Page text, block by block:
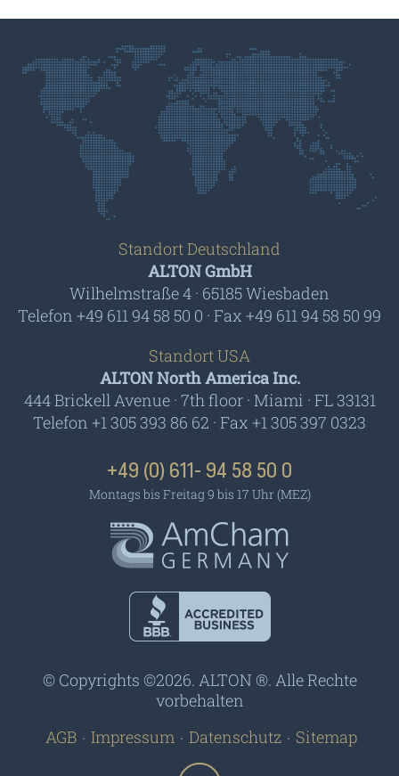
Standort Deutschland
ALTON GmbH
Wilhelmstraße 4 · 65185 Wiesbaden
Telefon +49 611 94 58 50 0 · Fax +49 611 94 58 50 99
Standort USA
ALTON North America Inc.
444 Brickell Avenue · 7th floor · Miami · FL 33131
Telefon +1 305 393 86 62 · Fax +1 305 397 0323
+49 (0) 611- 94 58 50 0
Montags bis Freitag 9 bis 17 Uhr (MEZ)
Business
© Copyrights ©2026. ALTON ®. Alle Rechte
vorbehalten
AGB
Impressum Datenschutz Sitemap